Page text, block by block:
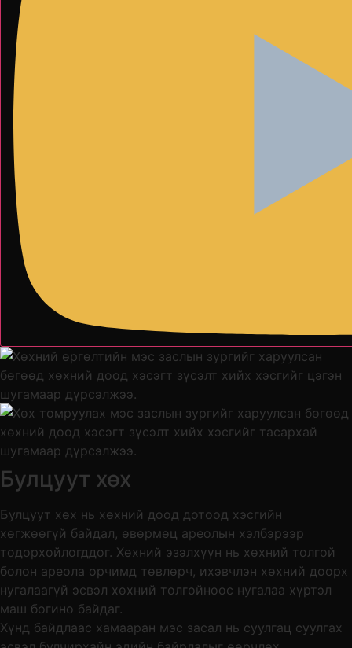
Булцуут хөх
Булцуут хөх нь хөхний доод дотоод хэсгийн
хөгжөөгүй байдал, өвөрмөц ареолын хэлбэрээр
тодорхойлогддог. Хөхний эзэлхүүн нь хөхний толгой
болон ареола орчимд төвлөрч, ихэвчлэн хөхний доорх
нугалаагүй эсвэл хөхний толгойноос нугалаа хүртэл
маш богино байдаг.
Хүнд байдлаас хамааран мэс засал нь суулгац суулгах